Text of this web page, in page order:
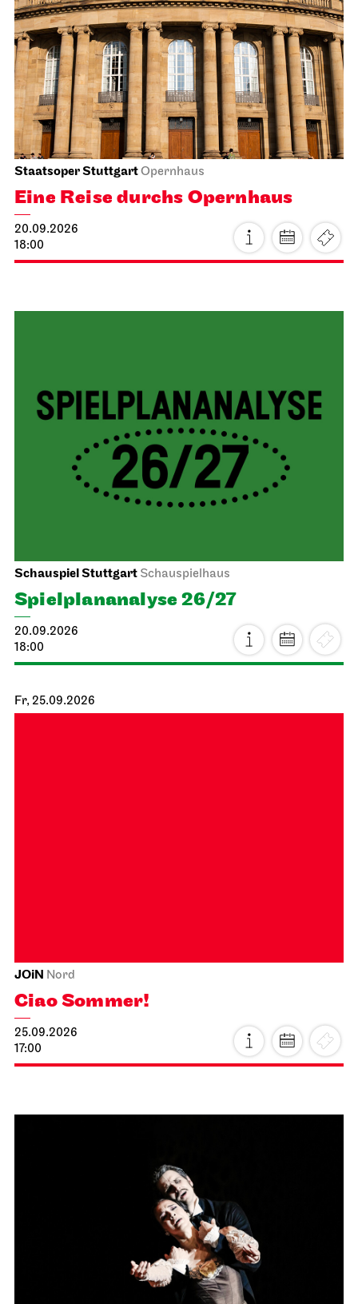
Staatsoper StuttgartOpernhaus
Eine Reise durchs Opernhaus
20.09.2026
18:00
Schauspiel Stuttgart Schauspielhaus
Spiel­plan­analyse 26/27
20.09.2026
18:00
Fr, 25.09.2026
JOiN Nord
Ciao Sommer!
25.09.2026
17:00